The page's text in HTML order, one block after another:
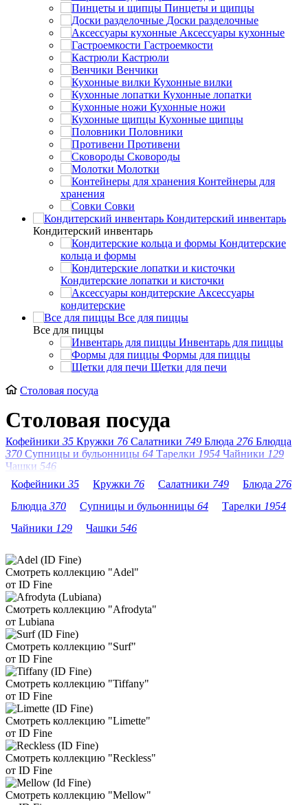
Пинцеты и щипцы
Доски разделочные
Аксессуары кухонные
Гастроемкости
Кастрюли
Венчики
Кухонные вилки
Кухонные лопатки
Кухонные ножи
Кухонные щипцы
Половники
Противени
Сковороды
Молотки
Контейнеры для
хранения
Совки
Кондитерский инвентарь
Кондитерский инвентарь
Кондитерские
кольца и формы
Кондитерские лопатки и кисточки
Аксессуары
кондитерские
Все для пиццы
Все для пиццы
Инвентарь для пиццы
Формы для пиццы
Щетки для печи
Столовая посуда
Столовая посуда
Кофейники 35 Кружки 76 Салатники 749 Блюда 276 Блюдца
370 Супницы и бульонницы 64 Тарелки 1954 Чайники 129
Чашки 546
Кофейники 35 Кружки 76 Салатники 749 Блюда 276
Блюдца 370 Супницы и бульонницы 64 Тарелки 1954
Чайники 129 Чашки 546
Смотреть коллекцию "Adel"
от ID Fine
Смотреть коллекцию "Afrodyta"
от Lubiana
Смотреть коллекцию "Surf"
от ID Fine
Смотреть коллекцию "Tiffany"
от ID Fine
Смотреть коллекцию "Limette"
от ID Fine
Смотреть коллекцию "Reckless"
от ID Fine
Смотреть коллекцию "Mellow"